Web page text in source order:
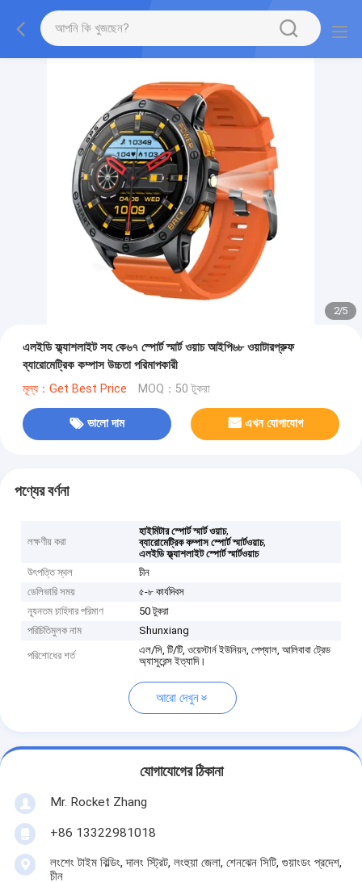
2/5
এলইডি ফ্ল্যাশলাইট সহ কে৬৭ স্পোর্ট স্মার্ট ওয়াচ আইপি৬৮ ওয়াটারপ্রুফ
ব্যারোমেট্রিক কম্পাস উচ্চতা পরিমাপকারী
মূল্য：Get Best Price MOQ：50 টুকরা
ভালো দাম এখন যোগাযোগ
পণ্যের বর্ণনা
লক্ষণীয় করা
হাইমিটার স্পোর্ট স্মার্ট ওয়াচ,
ব্যারোমেট্রিক কম্পাস স্পোর্ট স্মার্টওয়াচ,
এলইডি ফ্ল্যাশলাইট স্পোর্ট স্মার্টওয়াচ
উৎপত্তি স্থল
চীন
ডেলিভারি সময়
৫-৮ কার্যদিবস
ন্যূনতম চাহিদার পরিমাণ
50 টুকরা
পরিচিতিমুলক নাম
Shunxiang
পরিশোধের শর্ত
এল/সি, টি/টি, ওয়েস্টার্ন ইউনিয়ন, পেপ্যাল, আলিবাবা ট্রেড
অ্যাসুরেন্স ইত্যাদি।
আরো দেখুন
যোগাযোগের ঠিকানা
Mr. Rocket Zhang
+86 13322981018
লংশেং টাইম বিল্ডিং, দালং স্ট্রিট, লংহুয়া জেলা, শেনঝেন সিটি, গুয়াংডং প্রদেশ,
চীন